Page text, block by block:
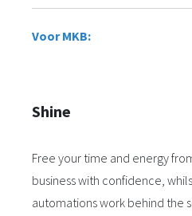
Voor MKB:
Shine
Free your time and energy
business with confidence,
automations work behind the